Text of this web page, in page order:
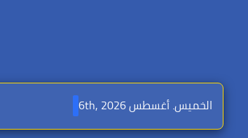
الخميس. أغسطس 6th, 2026